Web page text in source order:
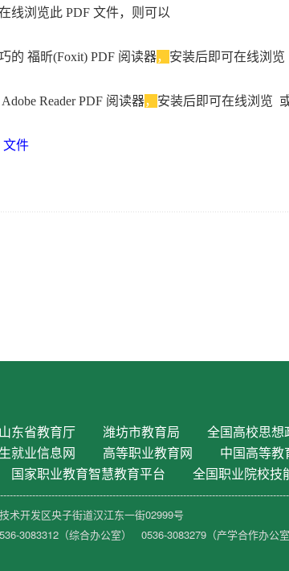
线浏览此 PDF 文件，则可以
的 福昕(Foxit) PDF 阅读器， 安装后即可在线浏
Reader PDF 阅读器， 安装后即可在线浏览
文件
山东省教育厅 潍坊市教育局 全国高校思想
就业信息网 高等职业教育网
中国高等教
国家职业教育智慧教育平台 全国职业院校技
术开发区央子街道汉江东一街02999号
3083312（综合办公室） 0536-3083279（产学合作办公室